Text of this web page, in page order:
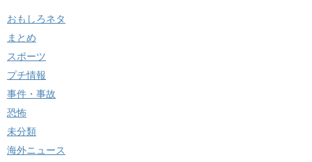
おもしろネタ
まとめ
スポーツ
プチ情報
事件・事故
恐怖
未分類
海外ニュース